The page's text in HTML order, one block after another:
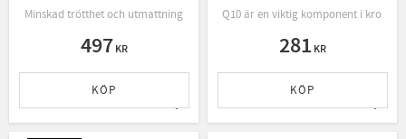
Minskad trötthet och utmattning
497 KR
Lägg till i favoriter
KÖP
Q10 är en viktig komponent i
281 KR
KÖP